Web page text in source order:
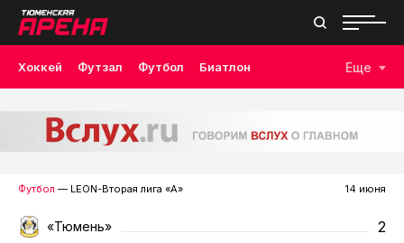
Хоккей Футзал Футбол Биатлон Еще
Футбол — LEON-Вторая лига «А» 14 июня
«Тюмень» 2